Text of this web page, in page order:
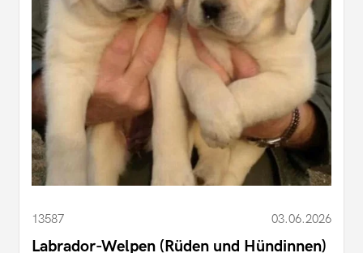
13587 03.06.2026
Labrador-Welpen (Rüden und Hündinnen)